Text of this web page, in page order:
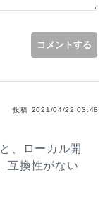
してある程度の自信
自信があったらこん
も良くね？みたいな
い勝手になります
ームワークかまさず
違いなく一番だとは
ポートフォリオのデ
います。
ストレージにEBSを
にならないのでは？
トレージの第一候補
意見も聞いてみま
も勉強になりまし
コメントする
、ローカル開
互換性がない
投稿 2021/04/22 03:48